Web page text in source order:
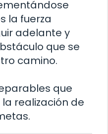
la fuerza
adelante y
que se
camino.
que
realización de